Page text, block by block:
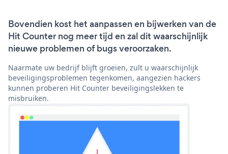
Bovendien kost het aanpassen en bijwerken van de
Hit Counter nog meer tijd en zal dit waarschijnlijk
nieuwe problemen of bugs veroorzaken.
Naarmate uw bedrijf blijft groeien, zult u waarschijnlijk
beveiligingsproblemen tegenkomen, aangezien hackers
kunnen proberen Hit Counter beveiligingslekken te
misbruiken.